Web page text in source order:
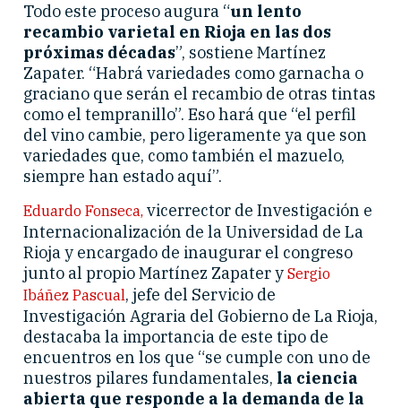
Todo este proceso augura “un lento
recambio varietal en Rioja en las dos
próximas décadas”, sostiene Martínez
Zapater. “Habrá variedades como garnacha o
graciano que serán el recambio de otras tintas
como el tempranillo”. Eso hará que “el perfil
del vino cambie, pero ligeramente ya que son
variedades que, como también el mazuelo,
siempre han estado aquí”.
Eduardo Fonseca, vicerrector de Investigación e
Internacionalización de la Universidad de La
Rioja y encargado de inaugurar el congreso
junto al propio Martínez Zapater y Sergio
Ibáñez Pascual, jefe del Servicio de
Investigación Agraria del Gobierno de La Rioja,
destacaba la importancia de este tipo de
encuentros en los que “se cumple con uno de
nuestros pilares fundamentales, la ciencia
abierta que responde a la demanda de la